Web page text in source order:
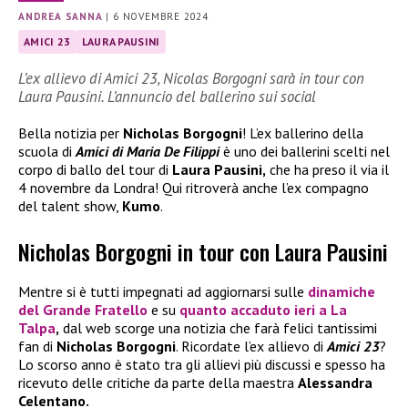
ANDREA SANNA | 6 NOVEMBRE 2024
AMICI 23 LAURA PAUSINI
L’ex allievo di Amici 23, Nicolas Borgogni sarà in tour con
Laura Pausini. L’annuncio del ballerino sui social
Bella notizia per Nicholas Borgogni! L’ex ballerino della
scuola di Amici di Maria De Filippiè uno dei ballerini scelti nel
corpo di ballo del tour di Laura Pausini, che ha preso il via il
4 novembre da Londra! Qui ritroverà anche l’ex compagno
del talent show, Kumo.
Nicholas Borgogni in tour con Laura Pausini
Mentre si è tutti impegnati ad aggiornarsi sulle dinamiche
del Grande Fratello e su quanto accaduto ieri a La
Talpa, dal web scorge una notizia che farà felici tantissimi
fan di Nicholas Borgogni. Ricordate l’ex allievo diAmici 23?
Lo scorso anno è stato tra gli allievi più discussi e spesso ha
ricevuto delle critiche da parte della maestra Alessandra
Celentano.